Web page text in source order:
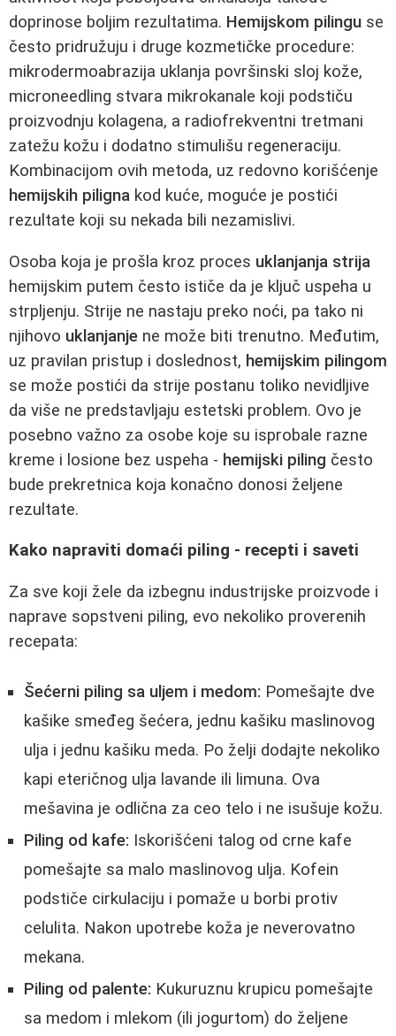
doprinose boljim rezultatima. Hemijskom pilingu se
često pridružuju i druge kozmetičke procedure:
mikrodermoabrazija uklanja površinski sloj kože,
microneedling stvara mikrokanale koji podstiču
proizvodnju kolagena, a radiofrekventni tretmani
zatežu kožu i dodatno stimulišu regeneraciju.
Kombinacijom ovih metoda, uz redovno korišćenje
hemijskih piligna kod kuće, moguće je postići
rezultate koji su nekada bili nezamislivi.
Osoba koja je prošla kroz proces uklanjanja strija
hemijskim putem često ističe da je ključ uspeha u
strpljenju. Strije ne nastaju preko noći, pa tako ni
njihovo uklanjanje ne može biti trenutno. Međutim,
uz pravilan pristup i doslednost, hemijskim pilingom
se može postići da strije postanu toliko nevidljive
da više ne predstavljaju estetski problem. Ovo je
posebno važno za osobe koje su isprobale razne
kreme i losione bez uspeha - hemijski piling često
bude prekretnica koja konačno donosi željene
rezultate.
Kako napraviti domaći piling - recepti i saveti
Za sve koji žele da izbegnu industrijske proizvode i
naprave sopstveni piling, evo nekoliko proverenih
recepata:
Šećerni piling sa uljem i medom: Pomešajte dve
kašike smeđeg šećera, jednu kašiku maslinovog
ulja i jednu kašiku meda. Po želji dodajte nekoliko
kapi eteričnog ulja lavande ili limuna. Ova
mešavina je odlična za ceo telo i ne isušuje kožu.
Piling od kafe: Iskorišćeni talog od crne kafe
pomešajte sa malo maslinovog ulja. Kofein
podstiče cirkulaciju i pomaže u borbi protiv
celulita. Nakon upotrebe koža je neverovatno
mekana.
Piling od palente: Kukuruznu krupicu pomešajte
sa medom i mlekom (ili jogurtom) do željene